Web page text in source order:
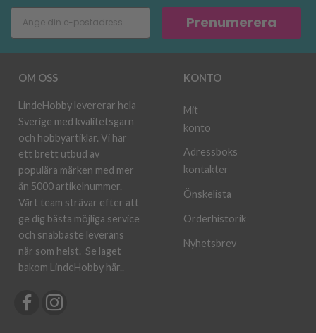
Prenumerera
OM OSS
LindeHobby levererar hela
Sverige med kvalitetsgarn
och hobbyartiklar. Vi har
ett brett utbud av
populära märken med mer
än 5000 artikelnummer.
Vårt team strävar efter att
ge dig bästa möjliga service
och snabbaste leverans
när som helst. Se laget
bakom LindeHobby här..
KONTO
Mit
konto
Adressboks
kontakter
Önskelista
Orderhistorik
Nyhetsbrev